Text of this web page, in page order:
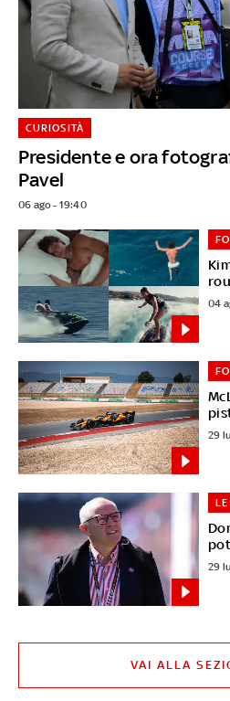
Presidente e ora
Pavel
CURIOSITÀ
06 ago - 19:40
04
29
LE
29
VAI ALLA